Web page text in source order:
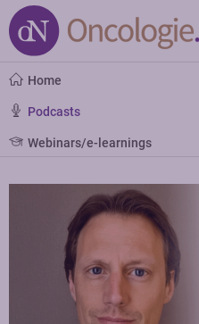
Home
Podcasts
Webinars/e-learnings